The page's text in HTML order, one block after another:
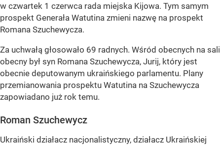
w czwartek 1 czerwca rada miejska Kijowa. Tym samym
prospekt Generała Watutina zmieni nazwę na prospekt
Romana Szuchewycza.
Za uchwałą głosowało 69 radnych. Wśród obecnych na sali
obecny był syn Romana Szuchewycza, Jurij, który jest
obecnie deputowanym ukraińskiego parlamentu. Plany
przemianowania prospektu Watutina na Szuchewycza
zapowiadano już rok temu.
Roman Szuchewycz
Ukraiński działacz nacjonalistyczny, działacz Ukraińskiej